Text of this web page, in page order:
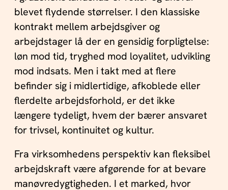
blevet flydende størrelser. I den klassiske
kontrakt mellem arbejdsgiver og
arbejdstager lå der en gensidig forpligtelse:
løn mod tid, tryghed mod loyalitet, udvikling
mod indsats. Men i takt med at flere
befinder sig i midlertidige, afkoblede eller
flerdelte arbejdsforhold, er det ikke
længere tydeligt, hvem der bærer ansvaret
for trivsel, kontinuitet og kultur.
Fra virksomhedens perspektiv kan fleksibel
arbejdskraft være afgørende for at bevare
manøvredygtigheden. I et marked, hvor